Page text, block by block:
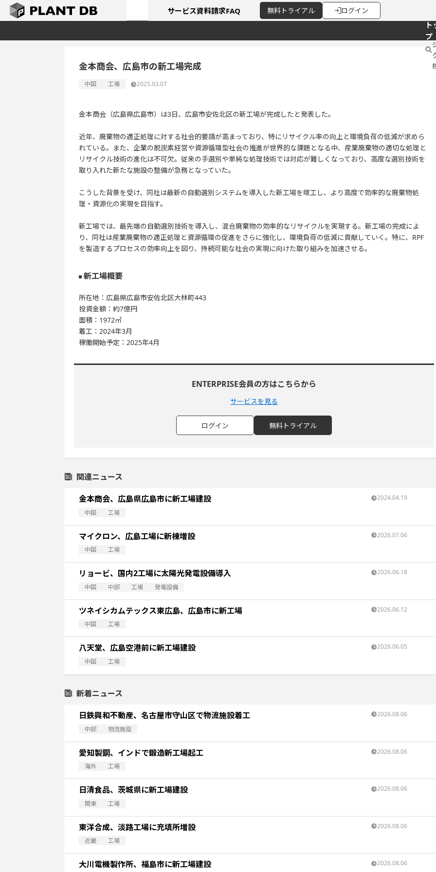
無料 トライアル ログイン
サービス資料請求FAQ
ト
プ
金本商会、広島市の新工場完成
中国 工場 2025.03.07
金本商会（広島県広島市）は3日、広島市安佐北区の新工場が完成したと発表した。
近年、廃棄物の適正処理に対する社会的要請が高まっており、特にリサイクル率の向上と環境負荷の低減が求めら
れている。また、企業の脱炭素経営や資源循環型社会の推進が世界的な課題となる中、産業廃棄物の適切な処理と
リサイクル技術の進化は不可欠。従来の手選別や単純な処理技術では対応が難しくなっており、高度な選別技術を
取り入れた新たな施設の整備が急務となっていた。
こうした背景を受け、同社は最新の自動選別システムを導入した新工場を竣工し、より高度で効率的な廃棄物処
理・資源化の実現を目指す。
新工場では、最先端の自動選別技術を導入し、混合廃棄物の効率的なリサイクルを実現する。新工場の完成によ
り、同社は産業廃棄物の適正処理と資源循環の促進をさらに強化し、環境負荷の低減に貢献していく。特に、RPF
を製造するプロセスの効率向上を図り、持続可能な社会の実現に向けた取り組みを加速させる。
新工場概要
所在地：広島県広島市安佐北区大林町443
投資金額：約7億円
面積：1972㎡
着工：2024年3月
稼働開始予定：2025年4月
ENTERPRISE会員の方はこちらから
サービスを見る
ログイン 無料トライアル
関連ニュース
金本商会、広島県広島市に新工場建設
中国 工場
2024.04.19
マイクロン、広島工場に新棟増設
中国 工場
2026.07.06
リョービ、国内2工場に太陽光発電設備導入
中国 中部 工場 発電設備
2026.06.18
ツネイシカムテックス東広島、広島市に新工場
中国 工場
2026.06.12
八天堂、広島空港前に新工場建設
中国 工場
2026.06.05
新着ニュース
日鉄興和不動産、名古屋市守山区で物流施設着工
中部 物流施設
2026.08.06
愛知製鋼、インドで鍛造新工場起工
海外 工場
2026.08.06
日清食品、茨城県に新工場建設
関東 工場
2026.08.06
東洋合成、淡路工場に充填所増設
近畿 工場
2026.08.06
大川電機製作所、福島市に新工場建設 2026.08.06